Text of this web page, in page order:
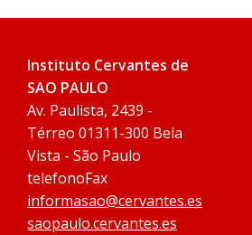
Instituto Cervantes de
SAO PAULO
Av. Paulista, 2439 -
Térreo 01311-300 Bela
Vista - São Paulo
telefonoFax
informasao@cervantes.es
saopaulo.cervantes.es